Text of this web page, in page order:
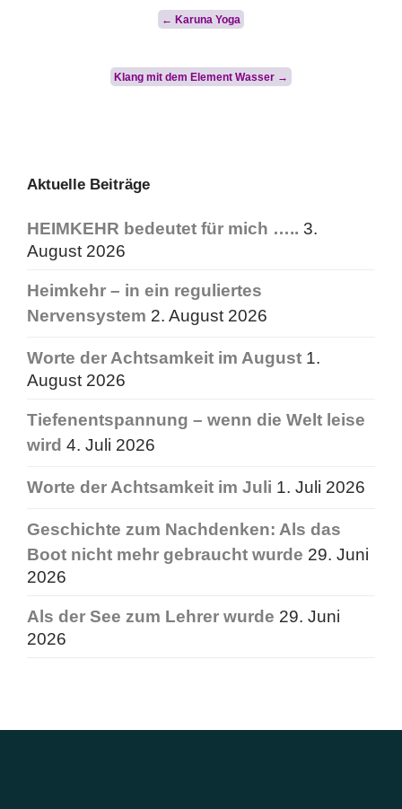
← Karuna Yoga
Klang mit dem Element Wasser →
Aktuelle Beiträge
HEIMKEHR bedeutet für mich ….. 3.
August 2026
Heimkehr – in ein reguliertes
Nervensystem 2. August 2026
Worte der Achtsamkeit im August 1.
August 2026
Tiefenentspannung – wenn die Welt leise
wird 4. Juli 2026
Worte der Achtsamkeit im Juli 1. Juli 2026
Geschichte zum Nachdenken: Als das
Boot nicht mehr gebraucht wurde 29. Juni
2026
Als der See zum Lehrer wurde 29. Juni
2026